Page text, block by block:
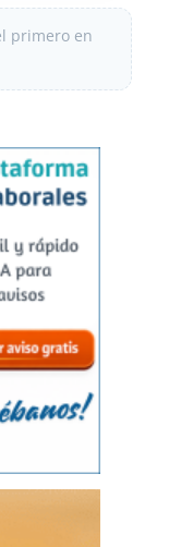
primero en